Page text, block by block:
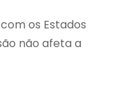
os Estados
não afeta a